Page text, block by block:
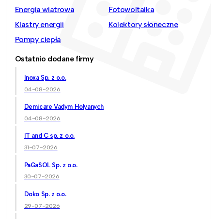
Energia wiatrowa
Fotowoltaika
Klastry energii
Kolektory słoneczne
Pompy ciepła
Ostatnio dodane firmy
Inoxa Sp. z o.o.
04-08-2026
Demicare Vadym Holyanych
04-08-2026
IT and C sp. z o.o.
31-07-2026
PaGaSOL Sp. z o.o.
30-07-2026
Doko Sp. z o.o.
29-07-2026